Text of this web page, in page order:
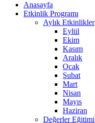
Anasayfa
Etkinlik Programı
Aylık Etkinlikler
Eylül
Ekim
Kasım
Aralık
Ocak
Şubat
Mart
Nisan
Mayıs
Haziran
Değerler Eğitimi